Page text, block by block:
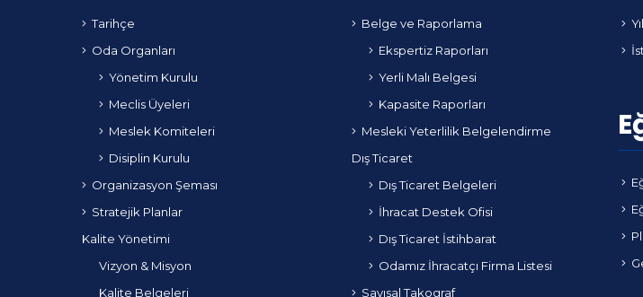
Tarihçe
Oda Organları
Yönetim Kurulu
Meclis Üyeleri
Meslek Komiteleri
Disiplin Kurulu
Organizasyon Şeması
Stratejik Planlar
Kalite Yönetimi
Vizyon & Misyon
Kalite Belgeleri
Belge ve Raporlama
Ekspertiz Raporları
Yerli Malı Belgesi
Kapasite Raporları
Mesleki Yeterlilik Belgelendirme
Dış Ticaret
Dış Ticaret Belgeleri
İhracat Destek Ofisi
Dış Ticaret İstihbarat
Odamız İhracatçı Firma Listesi
Sayısal Takograf